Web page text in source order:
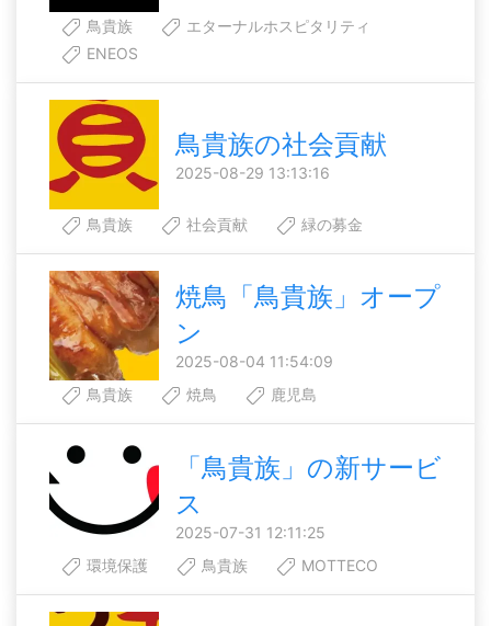
鳥貴族
エターナルホスピタリティ
ENEOS
鳥貴族の社会貢献
2025-08-29 13:13:16
鳥貴族 社会貢献 緑の募金
焼鳥「鳥貴族」オープ
ン
2025-08-04 11:54:09
鳥貴族
焼鳥 鹿児島
「鳥貴族」の新サービ
ス
2025-07-31 12:11:25
環境保護
鳥貴族 MOTTECO